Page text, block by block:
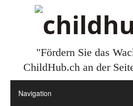
"Fördern Sie das
ChildHub.ch an der